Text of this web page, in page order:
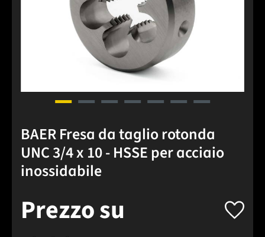
BAER Fresa da taglio rotonda
UNC 3/4 x 10 - HSSE per acciaio
inossidabile
Prezzo su